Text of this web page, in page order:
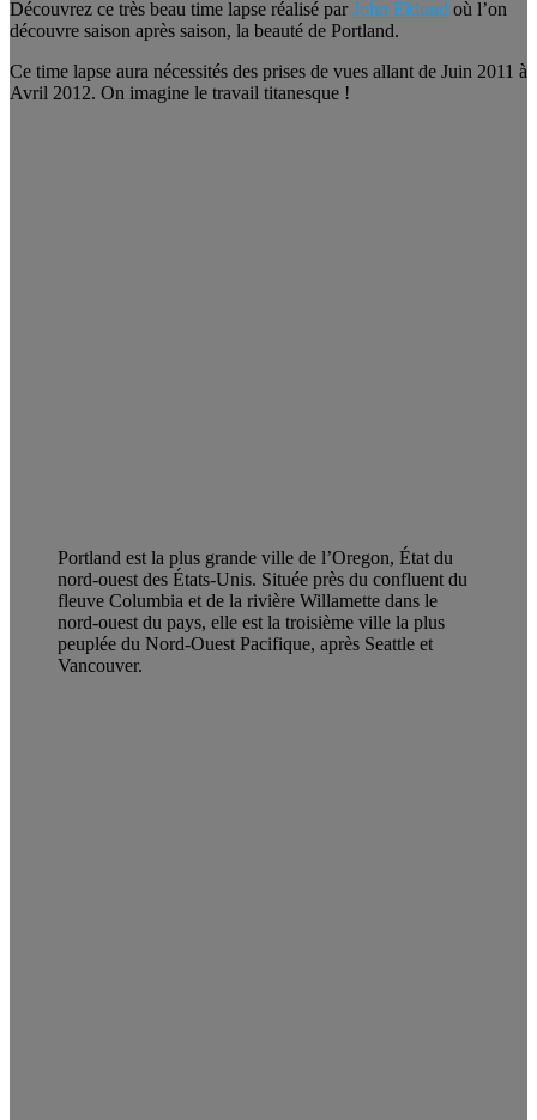
Découvrez ce très beau time lapse réalisé parJohn Eklund où l’on
découvre saison après saison, la beauté de Portland.
Ce time lapse aura nécessités des prises de vues allant de Juin 2011 à
Avril 2012. On imagine le travail titanesque !
Portland est la plus grande ville de l’Oregon, État du
nord-ouest des États-Unis. Située près du confluent du
fleuve Columbia et de la rivière Willamette dans le
nord-ouest du pays, elle est la troisième ville la plus
peuplée du Nord-Ouest Pacifique, après Seattle et
Vancouver.